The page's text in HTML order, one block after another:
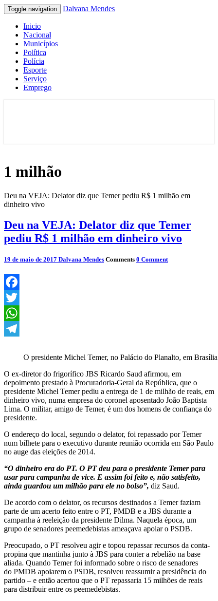
Toggle navigation Dalvana Mendes
Inicio
Nacional
Municípios
Política
Polícia
Esporte
Serviço
Emprego
1 milhão
Deu na VEJA: Delator diz que Temer pediu R$ 1 milhão em
dinheiro vivo
Deu na VEJA: Delator diz que Temer
pediu R$ 1 milhão em dinheiro vivo
19 de maio de 2017 Dalvana Mendes Comments 0 Comment
Facebook
Twitter
WhatsApp
O presidente Michel Temer, no Palácio do Planalto, em
O ex-diretor do frigorífico JBS Ricardo Saud afirmou, em
depoimento prestado à Procuradoria-Geral da República, que o
presidente Michel Temer pediu a entrega de 1 de milhão de reais, em
dinheiro vivo, numa empresa do coronel aposentado João Baptista
Lima. O militar, amigo de Temer, é um dos homens de confiança do
presidente.
O endereço do local, segundo o delator, foi repassado por Temer
num bilhete para o executivo durante reunião ocorrida em São Paulo
no auge das eleições de 2014.
“O dinheiro era do PT. O PT deu para o presidente Temer para
usar para campanha de vice. E assim foi feito e, não satisfeito,
ainda guardou um milhão para ele no bolso”, diz Saud.
De acordo com o delator, os recursos destinados a Temer faziam
parte de um acerto feito entre o PT, PMDB e a JBS durante a
campanha à reeleição da presidente Dilma. Naquela época, um
grupo de senadores peemedebistas ameaçava apoiar o PSDB.
Preocupado, o PT resolveu agir e topou repassar recursos da conta-
propina que mantinha junto à JBS para conter a rebelião na base
aliada. Quando Temer foi informado sobre o risco de senadores
do PMDB apoiarem o PSDB, resolveu reassumir a presidência do
partido – e então acertou que o PT repassaria 15 milhões de reais
para distribuir entre os peemedebistas.